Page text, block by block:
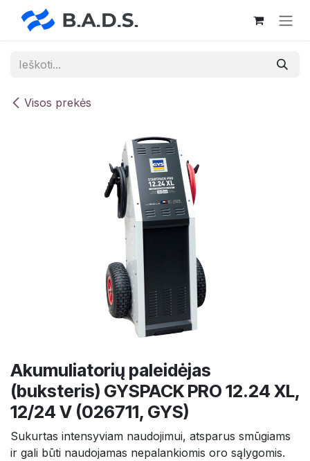
Skip to Content
Visos prekės
Akumuliatorių paleidėjas
(buksteris) GYSPACK PRO 12.24 XL,
12/24 V (026711, GYS)
Sukurtas intensyviam naudojimui, atsparus smūgiams
ir gali būti naudojamas nepalankiomis oro sąlygomis.